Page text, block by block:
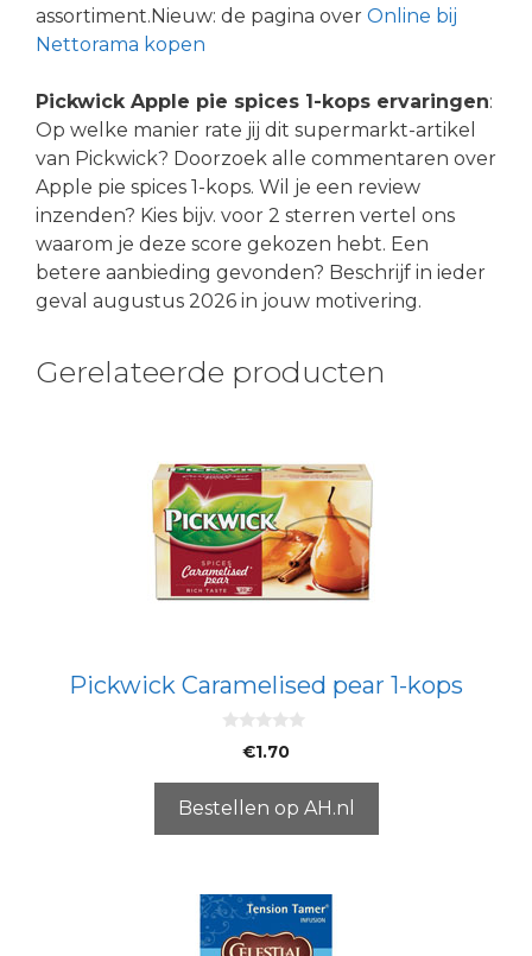
assortiment.Nieuw: de pagina over Online bij
Nettorama kopen
Pickwick Apple pie spices 1-kops ervaringen:
Op welke manier rate jij dit supermarkt-artikel
van Pickwick? Doorzoek alle commentaren over
Apple pie spices 1-kops. Wil je een review
inzenden? Kies bijv. voor 2 sterren vertel ons
waarom je deze score gekozen hebt. Een
betere aanbieding gevonden? Beschrijf in ieder
geval augustus 2026 in jouw motivering.
Gerelateerde producten
Pickwick Caramelised pear 1-kops
5
€1.70
Bestellen op AH.nl